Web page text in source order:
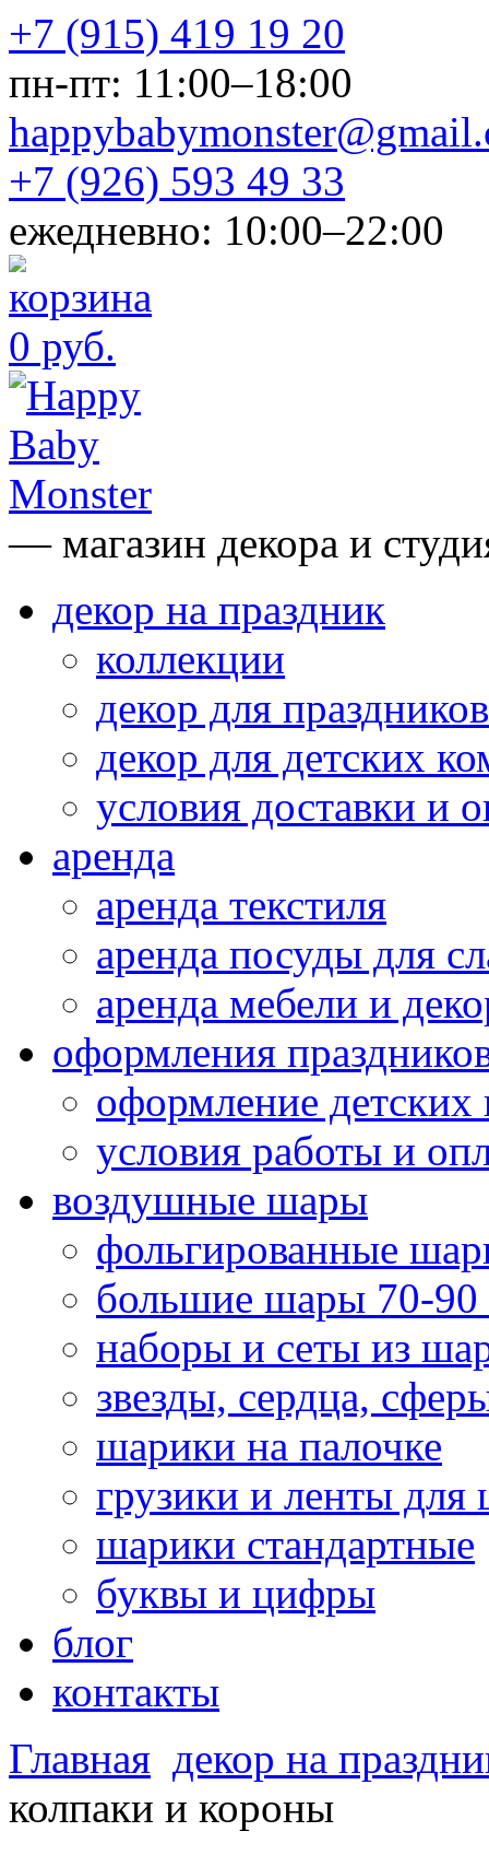
+7 (915) 419 19 20
пн-пт: 11:00–18:00
+7 (926) 593 49 33
ежедневно: 10:00–22:00
0 руб.
— магазин декора и
декор на праздник
коллекции
декор для праздников
декор для детских
условия доставки и
аренда
аренда текстиля
аренда посуды для
аренда мебели и
оформления
оформление детских
условия работы и
воздушные шары
фольгированные
большие шары 70-90
наборы и сеты из
звезды, сердца,
шарики на палочке
грузики и ленты для
шарики стандартные
буквы и цифры
блог
контакты
Главная декор на
колпаки и короны